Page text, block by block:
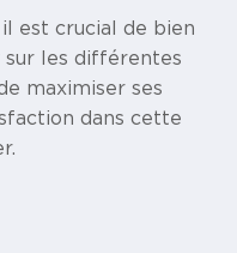
est crucial de bien
sur les différentes
maximiser ses
dans cette